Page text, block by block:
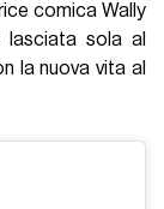
comica Wally
lasciata sola al
la nuova vita al